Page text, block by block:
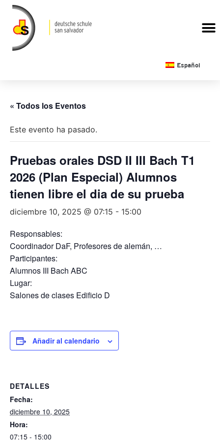
Español
« Todos los Eventos
Este evento ha pasado.
Pruebas orales DSD II III Bach T1
2026 (Plan Especial) Alumnos
tienen libre el dia de su prueba
diciembre 10, 2025 @ 07:15 - 15:00
Responsables:
Coordinador DaF, Profesores de alemán, …
Participantes:
Alumnos III Bach ABC
Lugar:
Salones de clases Edificio D
Añadir al calendario
DETALLES
Fecha:
diciembre 10, 2025
Hora:
07:15 - 15:00